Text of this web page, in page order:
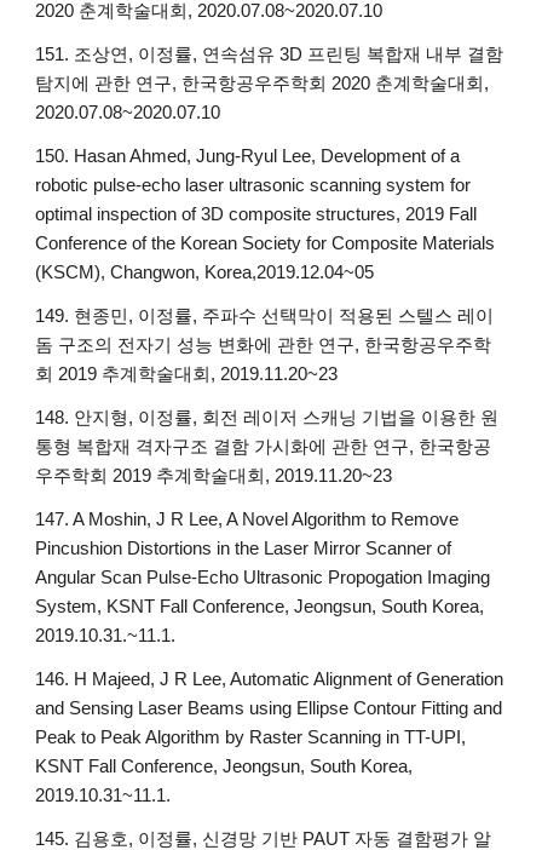
2020 춘계학술대회, 2020.07.08~2020.07.10
151. 조상연, 이정률, 연속섬유 3D 프린팅 복합재 내부 결함
탐지에 관한 연구, 한국항공우주학회 2020 춘계학술대회,
2020.07.08~2020.07.10
150. Hasan Ahmed, Jung-Ryul Lee, Development of a
robotic pulse-echo laser ultrasonic scanning system for
optimal inspection of 3D composite structures, 2019 Fall
Conference of the Korean Society for Composite Materials
(KSCM), Changwon, Korea,2019.12.04~05
149. 현종민, 이정률, 주파수 선택막이 적용된 스텔스 레이
돔 구조의 전자기 성능 변화에 관한 연구, 한국항공우주학
회 2019 추계학술대회, 2019.11.20~23
148. 안지형, 이정률, 회전 레이저 스캐닝 기법을 이용한 원
통형 복합재 격자구조 결함 가시화에 관한 연구, 한국항공
우주학회 2019 추계학술대회, 2019.11.20~23
147. A Moshin, J R Lee, A Novel Algorithm to Remove
Pincushion Distortions in the Laser Mirror Scanner of
Angular Scan Pulse-Echo Ultrasonic Propogation Imaging
System, KSNT Fall Conference, Jeongsun, South Korea,
2019.10.31.~11.1.
146. H Majeed, J R Lee, Automatic Alignment of Generation
and Sensing Laser Beams using Ellipse Contour Fitting and
Peak to Peak Algorithm by Raster Scanning in TT-UPI,
KSNT Fall Conference, Jeongsun, South Korea,
2019.10.31~11.1.
145. 김용호, 이정률, 신경망 기반 PAUT 자동 결함평가 알